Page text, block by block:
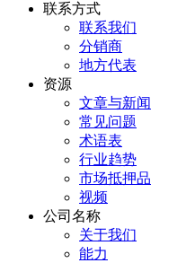
联系方式
联系我们
分销商
地方代表
资源
文章与新闻
常见问题
术语表
行业趋势
市场抵押品
视频
公司名称
关于我们
能力